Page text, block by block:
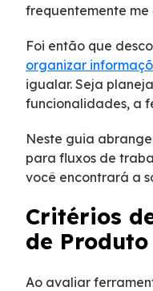
frequentemente
Foi então que
organizar
igualar. Seja
funcionalidades, a
Neste guia
para fluxos de
você encontrará a
Critérios
de Produto
Ao avaliar